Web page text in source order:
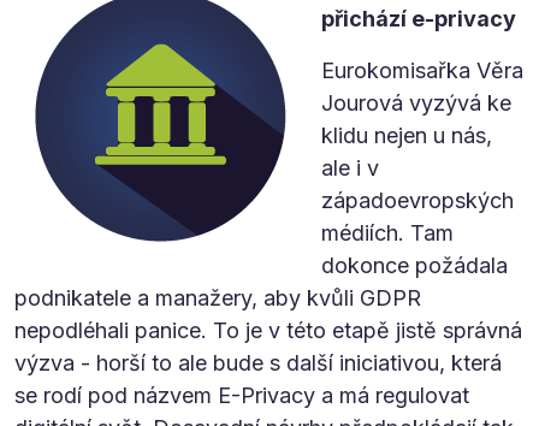
přichází e-privacy
Eurokomisařka Věra
Jourová vyzývá ke
klidu nejen u nás,
ale i v
západoevropských
médiích. Tam
dokonce požádala
podnikatele a manažery, aby kvůli GDPR
nepodléhali panice. To je v této etapě jistě správná
výzva - horší to ale bude s další iniciativou, která
se rodí pod názvem E-Privacy a má regulovat